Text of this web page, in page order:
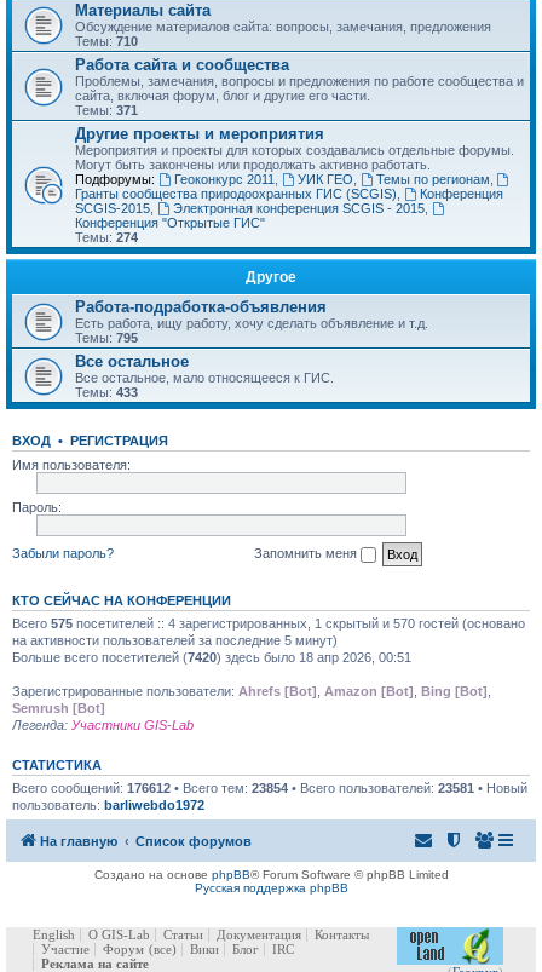
Материалы сайта
Обсуждение материалов сайта: вопросы, замечания, предложения
Темы: 710
Работа сайта и сообщества
Проблемы, замечания, вопросы и предложения по работе сообщества и
сайта, включая форум, блог и другие его части.
Темы: 371
Другие проекты и мероприятия
Мероприятия и проекты для которых создавались отдельные форумы.
Могут быть закончены или продолжать активно работать.
Подфорумы:
Геоконкурс 2011 УИК ГЕО Темы по регионам
Гранты сообщества природоохранных ГИС (SCGIS)
Конференция
SCGIS-2015
Электронная конференция SCGIS - 2015,
Конференция "Открытые ГИС"
Темы: 274
Другое
Работа-подработка-объявления
Есть работа, ищу работу, хочу сделать объявление и т.д.
Темы: 795
Все остальное
Все остальное, мало относящееся к ГИС.
Темы: 433
ВХОД • РЕГИСТРАЦИЯ
Имя пользователя:
Пароль:
Забыли пароль? Запомнить меня
КТО СЕЙЧАС НА КОНФЕРЕНЦИИ
Всего 575 посетителей :: 4 зарегистрированных, 1 скрытый и 570 гостей (основано
на активности пользователей за последние 5 минут)
Больше всего посетителей (7420) здесь было 18 апр 2026, 00:51
Зарегистрированные пользователи: Ahrefs [Bot] Amazon [Bot] Bing [Bot]
Semrush [Bot]
Легенда: Участники GIS-Lab
СТАТИСТИКА
Всего сообщений: 176612 • Всего тем: 23854 • Всего пользователей: 23581 • Новый
пользователь: barliwebdo1972
На главную Список форумов
Создано на основе phpBB® Forum Software © phpBB Limited
Русская поддержка phpBB
English О GIS-Lab Статьи Документация
Контакты
Участие
Форум (все) Вики Блог
IRC
Реклама на сайте